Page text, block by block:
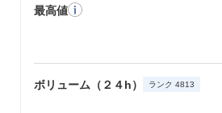
最高値
ボリューム（２４h） ランク 4813
バナンス、そして活気あるエコシステ
Schlomo by Virtualsをブロックチェ
Rabbi Schlomo by Virtualsで
Rabbi Schlomo by Virtualsは、そのエ
的なユーティリティを提供します。